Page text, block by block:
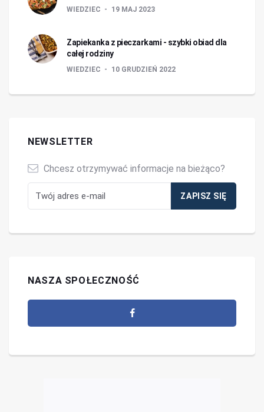
WIEDZIEC 19 MAJ 2023
Zapiekanka z pieczarkami - szybki obiad dla
całej rodziny
WIEDZIEC 10 GRUDZIEŃ 2022
NEWSLETTER
Chcesz otrzymywać informacje na bieżąco?
NASZA SPOŁECZNOŚĆ